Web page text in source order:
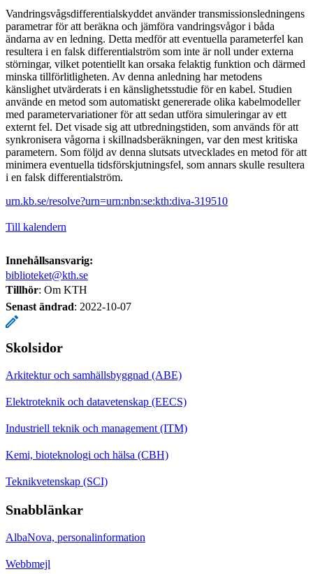
Vandringsvågsdifferentialskyddet använder transmissionsledningens
parametrar för att beräkna och jämföra vandringsvågor i båda
ändarna av en ledning. Detta medför att eventuella parameterfel kan
resultera i en falsk differentialström som inte är noll under externa
störningar, vilket potentiellt kan orsaka felaktig funktion och därmed
minska tillförlitligheten. Av denna anledning har metodens
känslighet utvärderats i en känslighetsstudie för en kabel. Studien
använde en metod som automatiskt genererade olika kabelmodeller
med parametervariationer för att sedan utföra simuleringar av ett
externt fel. Det visade sig att utbredningstiden, som används för att
synkronisera vågorna i skillnadsberäkningen, var den mest kritiska
parametern. Som följd av denna slutsats utvecklades en metod för att
minimera eventuella tidsförskjutningsfel, som annars skulle resultera
i en falsk differentialström.
urn.kb.se/resolve?urn=urn:nbn:se:kth:diva-319510
Till kalendern
Innehållsansvarig:
biblioteket@kth.se
Tillhör: Om KTH
Senast ändrad: 2022-10-07
Skolsidor
Arkitektur och samhällsbyggnad (ABE)
Elektroteknik och datavetenskap (EECS)
Industriell teknik och management (ITM)
Kemi, bioteknologi och hälsa (CBH)
Teknikvetenskap (SCI)
Snabblänkar
AlbaNova, personalinformation
Webbmejl